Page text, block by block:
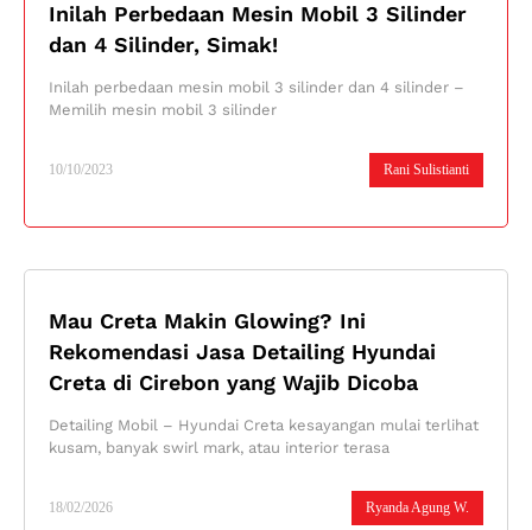
Inilah Perbedaan Mesin Mobil 3 Silinder
dan 4 Silinder, Simak!
Rani Sulistianti
10/10/2023
Inilah perbedaan mesin mobil 3 silinder dan 4 silinder –
Memilih mesin mobil 3 silinder
Mau Creta Makin Glowing? Ini
Rekomendasi Jasa Detailing Hyundai
Creta di Cirebon yang Wajib Dicoba
Ryanda Agung W.
18/02/2026
Detailing Mobil – Hyundai Creta kesayangan mulai terlihat
kusam, banyak swirl mark, atau interior terasa